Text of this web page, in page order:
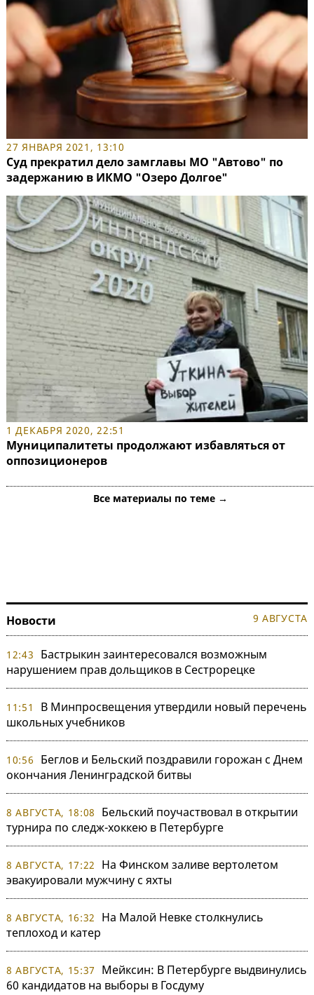
27 ЯНВАРЯ 2021, 13:10
Суд прекратил дело замглавы МО "Автово" по
задержанию в ИКМО "Озеро Долгое"
1 ДЕКАБРЯ 2020, 22:51
Муниципалитеты продолжают избавляться от
оппозиционеров
Все материалы по теме →
Новости 9 АВГУСТА
12:43
Бастрыкин заинтересовался возможным
нарушением прав дольщиков в Сестрорецке
11:51
В Минпросвещения утвердили новый перечень
школьных учебников
10:56
Беглов и Бельский поздравили горожан с Днем
окончания Ленинградской битвы
8 АВГУСТА, 18:08
Бельский поучаствовал в открытии
турнира по следж-хоккею в Петербурге
8 АВГУСТА, 17:22
На Финском заливе вертолетом
эвакуировали мужчину с яхты
8 АВГУСТА, 16:32
На Малой Невке столкнулись
теплоход и катер
8 АВГУСТА, 15:37
Мейксин: В Петербурге выдвинулись
60 кандидатов на выборы в Госдуму